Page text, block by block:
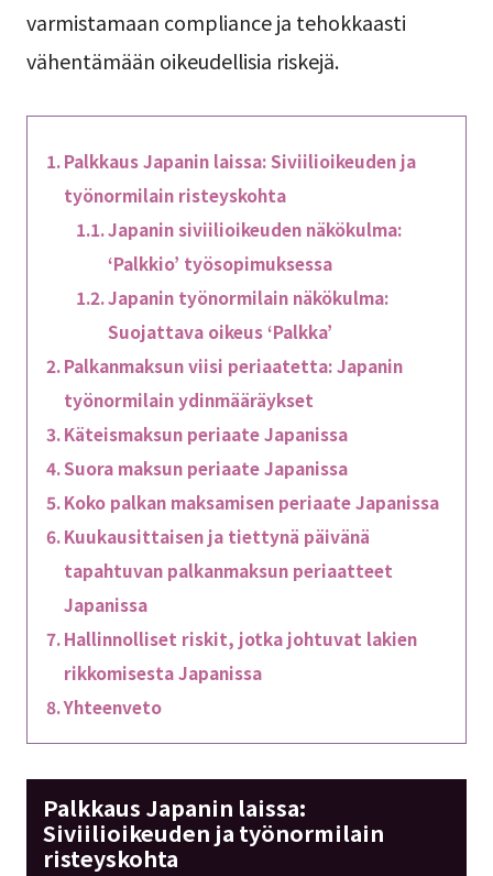
varmistamaan compliance ja tehokkaasti
vähentämään oikeudellisia riskejä.
Palkkaus Japanin laissa: Siviilioikeuden ja
työnormilain risteyskohta
Japanin siviilioikeuden näkökulma:
‘Palkkio’ työsopimuksessa
Japanin työnormilain näkökulma:
Suojattava oikeus ‘Palkka’
Palkanmaksun viisi periaatetta: Japanin
työnormilain ydinmääräykset
Käteismaksun periaate Japanissa
Suora maksun periaate Japanissa
Koko palkan maksamisen periaate Japanissa
Kuukausittaisen ja tiettynä päivänä
tapahtuvan palkanmaksun periaatteet
Japanissa
Hallinnolliset riskit, jotka johtuvat lakien
rikkomisesta Japanissa
Yhteenveto
Palkkaus Japanin laissa:
Siviilioikeuden ja työnormilain
risteyskohta